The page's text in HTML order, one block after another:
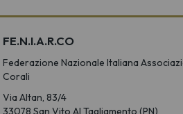
FE.N.I.A.R.CO
Federazione Nazionale Italiana
Corali
Via Altan, 83/4
33078 San Vito Al Tagliamento (PN)